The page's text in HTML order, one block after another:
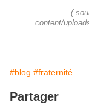
(
content/
#blog #fraternité
Partager